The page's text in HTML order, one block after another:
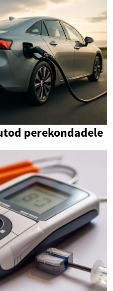
perekondadele